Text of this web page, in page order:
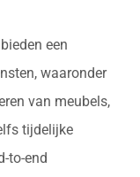
een
waaronder
van meubels,
tijdelijke
to-end